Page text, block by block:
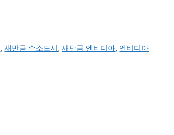
,새만금 수소도시,새만금 엔비디아, 엔비디아